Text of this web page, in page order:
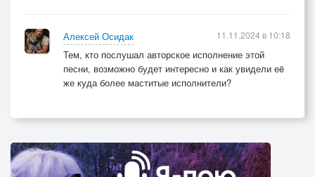
Алексей Осидак
Тем, кто послушал авторское исполнение этой
песни, возможно будет интересно и как увидели еë
же куда более маститые исполнители?
11.11.2024 в 10:18